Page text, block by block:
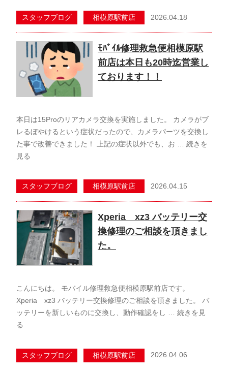
スタッフブログ 相模原駅前店 2026.04.18
ﾓﾊﾞｲﾙ修理救急便相模原駅
前店は本日も20時迄営業し
ております！！
本日は15Proのリアカメラ交換を実施しました。 カメラがブ
レるぼやけるという症状だったので、カメラパーツを交換し
た事で改善できました！ 上記の症状以外でも、お … 続きを
見る
スタッフブログ 相模原駅前店 2026.04.15
Xperia xz3 バッテリー交
換修理のご相談を頂きまし
た。
こんにちは。 モバイル修理救急便相模原駅前店です。
Xperia xz3 バッテリー交換修理のご相談を頂きました。 バ
ッテリーを新しいものに交換し、動作確認をし … 続きを見
る
スタッフブログ 相模原駅前店 2026.04.06